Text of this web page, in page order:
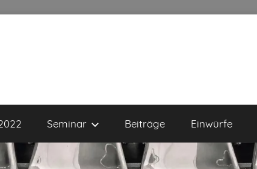
Seminar Beiträge Einwürfe